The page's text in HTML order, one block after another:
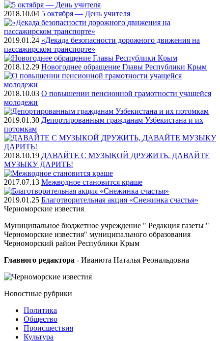
2018.10.04 5 октября — День учителя
2019.01.24 «Декада безопасности дорожного движения на
пассажирском транспорте»
2018.12.29 Новогоднее обращение Главы Республики Крым
2018.10.03 О повышении пенсионной грамотности учащейся
молодежи
2019.01.30 Депортированным гражданам Узбекистана и их
потомкам
2018.10.19 ДАВАЙТЕ С МУЗЫКОЙ ДРУЖИТЬ, ДАВАЙТЕ
МУЗЫКУ ДАРИТЬ!
2017.07.13 Межводное становится краше
2019.01.25 Благотворительная акция «Снежинка счастья»
Черноморские известия
Муниципальное бюджетное учреждение " Редакция газеты "
Черноморские известия" муниципального образования
Черноморский район Республики Крым
Главного редактора - Иванюта Наталья Реональдовна
Новостные рубрики
Политика
Общество
Проиcшествия
Культура